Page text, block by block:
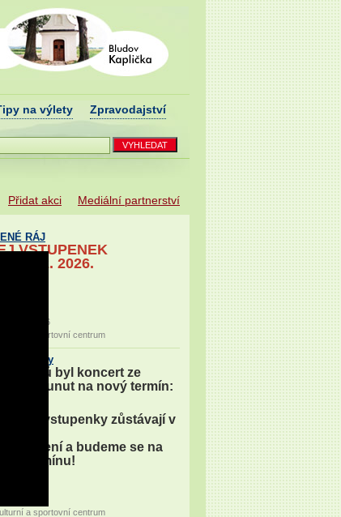
na výlety Zpravodajství
Přidat akci Mediální partnerství
RÁJ
VSTUPENEK
23. 2. 2026.
16. 10. 2026
a sportovní centrum
party
důvodů byl koncert ze
přesunut na nový termín:
vstupenky zůstávají v
a budeme se na
termínu!
a sportovní centrum